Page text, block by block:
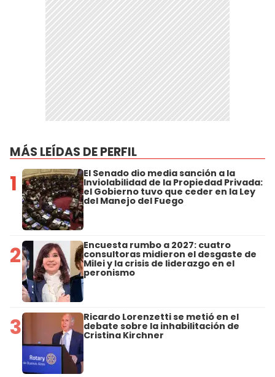
MÁS LEÍDAS DE PERFIL
1 El Senado dio media sanción a la
Inviolabilidad de la Propiedad Privada:
el Gobierno tuvo que ceder en la Ley
del Manejo del Fuego
2 Encuesta rumbo a 2027: cuatro
consultoras midieron el desgaste de
Milei y la crisis de liderazgo en el
peronismo
3 Ricardo Lorenzetti se metió en el
debate sobre la inhabilitación de
Cristina Kirchner